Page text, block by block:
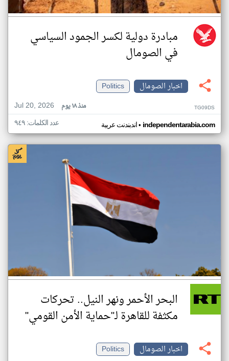
مبادرة دولية لكسر الجمود السياسي
في الصومال
اخبار الصومال
Politics
Jul 20, 2026
منذ ١٨ يوم TG09DS
اندبندنت عربية• independentarabia.com عدد الكلمات: ٩٤٩
البحر الأحمر ونهر النيل.. تحركات
مكثفة للقاهرة لـ"حماية الأمن القومي"
اخبار الصومال
Politics